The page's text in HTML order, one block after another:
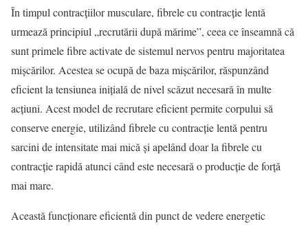
În timpul contracțiilor musculare, fibrele cu contracție lentă
urmează principiul „recrutării după mărime”, ceea ce înseamnă că
sunt primele fibre activate de sistemul nervos pentru majoritatea
mișcărilor. Acestea se ocupă de baza mișcărilor, răspunzând
eficient la tensiunea inițială de nivel scăzut necesară în multe
acțiuni. Acest model de recrutare eficient permite corpului să
conserve energie, utilizând fibrele cu contracție lentă pentru
sarcini de intensitate mai mică și apelând doar la fibrele cu
contracție rapidă atunci când este necesară o producție de forță
mai mare.
Această funcționare eficientă din punct de vedere energetic